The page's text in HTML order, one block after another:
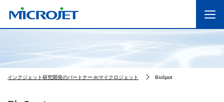
インクジェット研究開発のパートナー ㈱マイクロジェット BioSpot